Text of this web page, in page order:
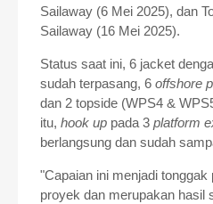
Sailaway (6 Mei 2025), dan
Sailaway (16 Mei 2025).
Status saat ini, 6 jacket
sudah terpasang, ⁠6 offshore
dan 2 topside (WPS4 &
itu, hook up pada 3 platform
berlangsung dan sudah
"Capaian ini menjadi tonggak
proyek dan merupakan hasil